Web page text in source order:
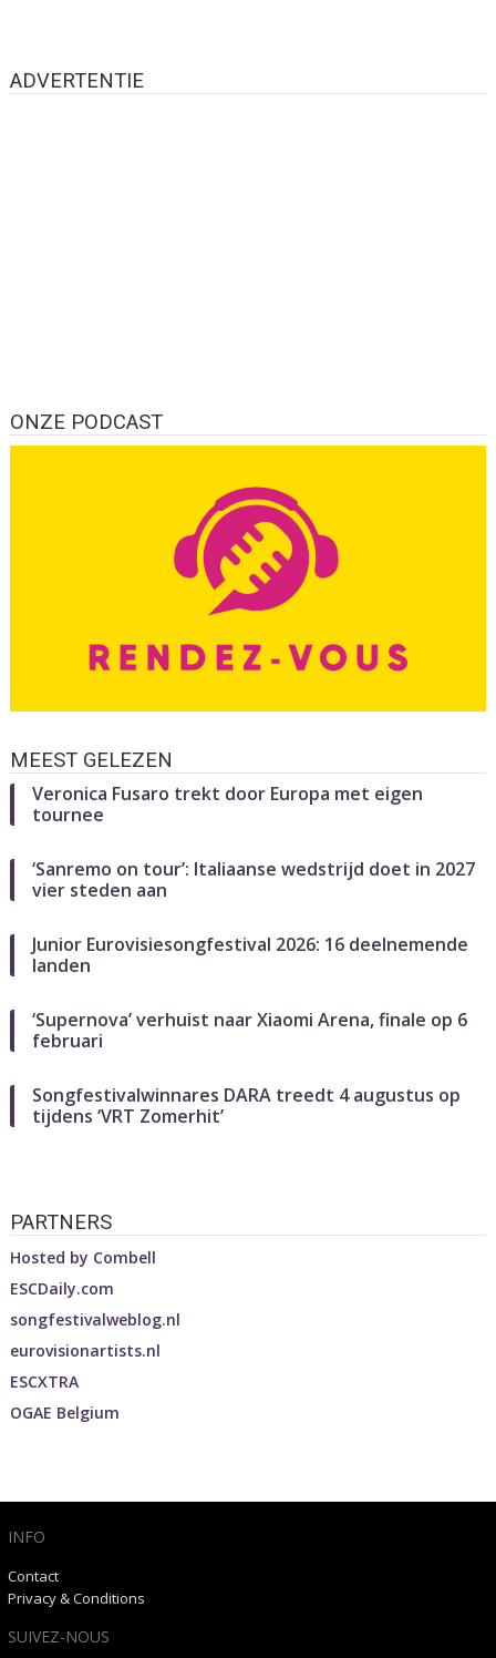
ADVERTENTIE
ONZE PODCAST
MEEST GELEZEN
Veronica Fusaro trekt door Europa met eigen
tournee
‘Sanremo on tour’: Italiaanse wedstrijd doet in 2027
vier steden aan
Junior Eurovisiesongfestival 2026: 16 deelnemende
landen
‘Supernova’ verhuist naar Xiaomi Arena, finale op 6
februari
Songfestivalwinnares DARA treedt 4 augustus op
tijdens ‘VRT Zomerhit’
PARTNERS
Hosted by Combell
ESCDaily.com
songfestivalweblog.nl
eurovisionartists.nl
ESCXTRA
OGAE Belgium
INFO
Contact
Privacy & Conditions
SUIVEZ-NOUS